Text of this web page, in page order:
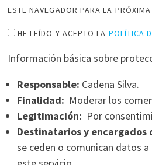
ESTE NAVEGADOR PARA LA
HE LEÍDO Y ACEPTO LA POLÍTICA
Información básica sobre
Responsable: Cadena Silva.
Finalidad: Moderar los
Legitimación: Por
Destinatarios y
se ceden o comunican datos